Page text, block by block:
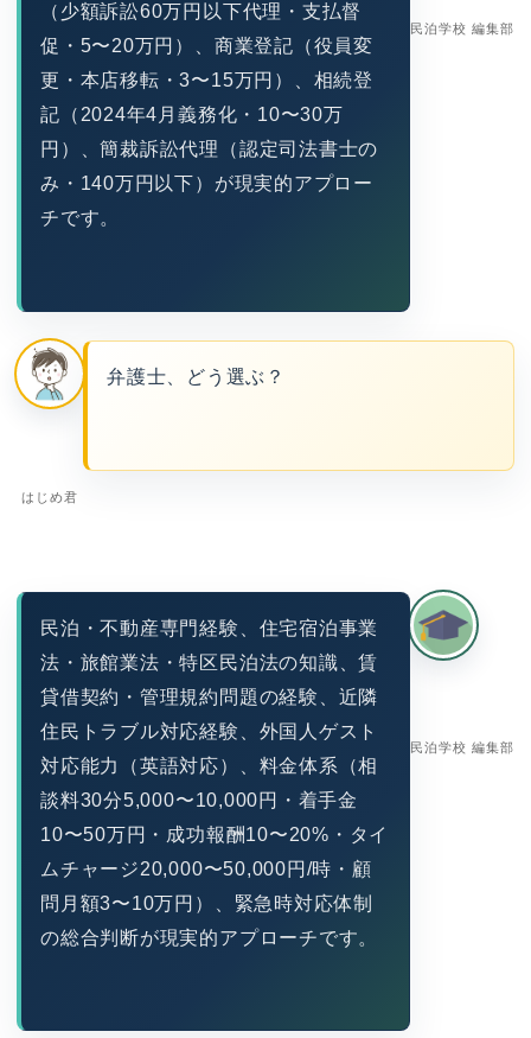
民泊学校 編集部
（少額訴訟60万円以下代理・支払督
促・5〜20万円）、商業登記（役員変
更・本店移転・3〜15万円）、相続登
記（2024年4月義務化・10〜30万
円）、簡裁訴訟代理（認定司法書士の
み・140万円以下）が現実的アプロー
チです。
はじめ君
弁護士、どう選ぶ？
民泊学校 編集部
民泊・不動産専門経験、住宅宿泊事業
法・旅館業法・特区民泊法の知識、賃
貸借契約・管理規約問題の経験、近隣
住民トラブル対応経験、外国人ゲスト
対応能力（英語対応）、料金体系（相
談料30分5,000〜10,000円・着手金
10〜50万円・成功報酬10〜20%・タイ
ムチャージ20,000〜50,000円/時・顧
問月額3〜10万円）、緊急時対応体制
の総合判断が現実的アプローチです。